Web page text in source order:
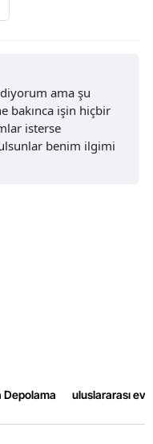
ama şu
bakınca işin hiçbir
isterse
benim ilgimi
Depolama uluslararası